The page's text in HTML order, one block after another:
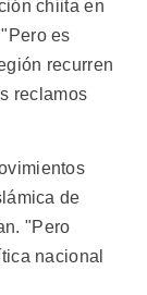
chiita en
es
recurren
reclamos
de
"Pero
nacional